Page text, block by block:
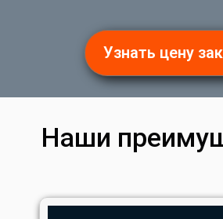
Узнать цену
Наши